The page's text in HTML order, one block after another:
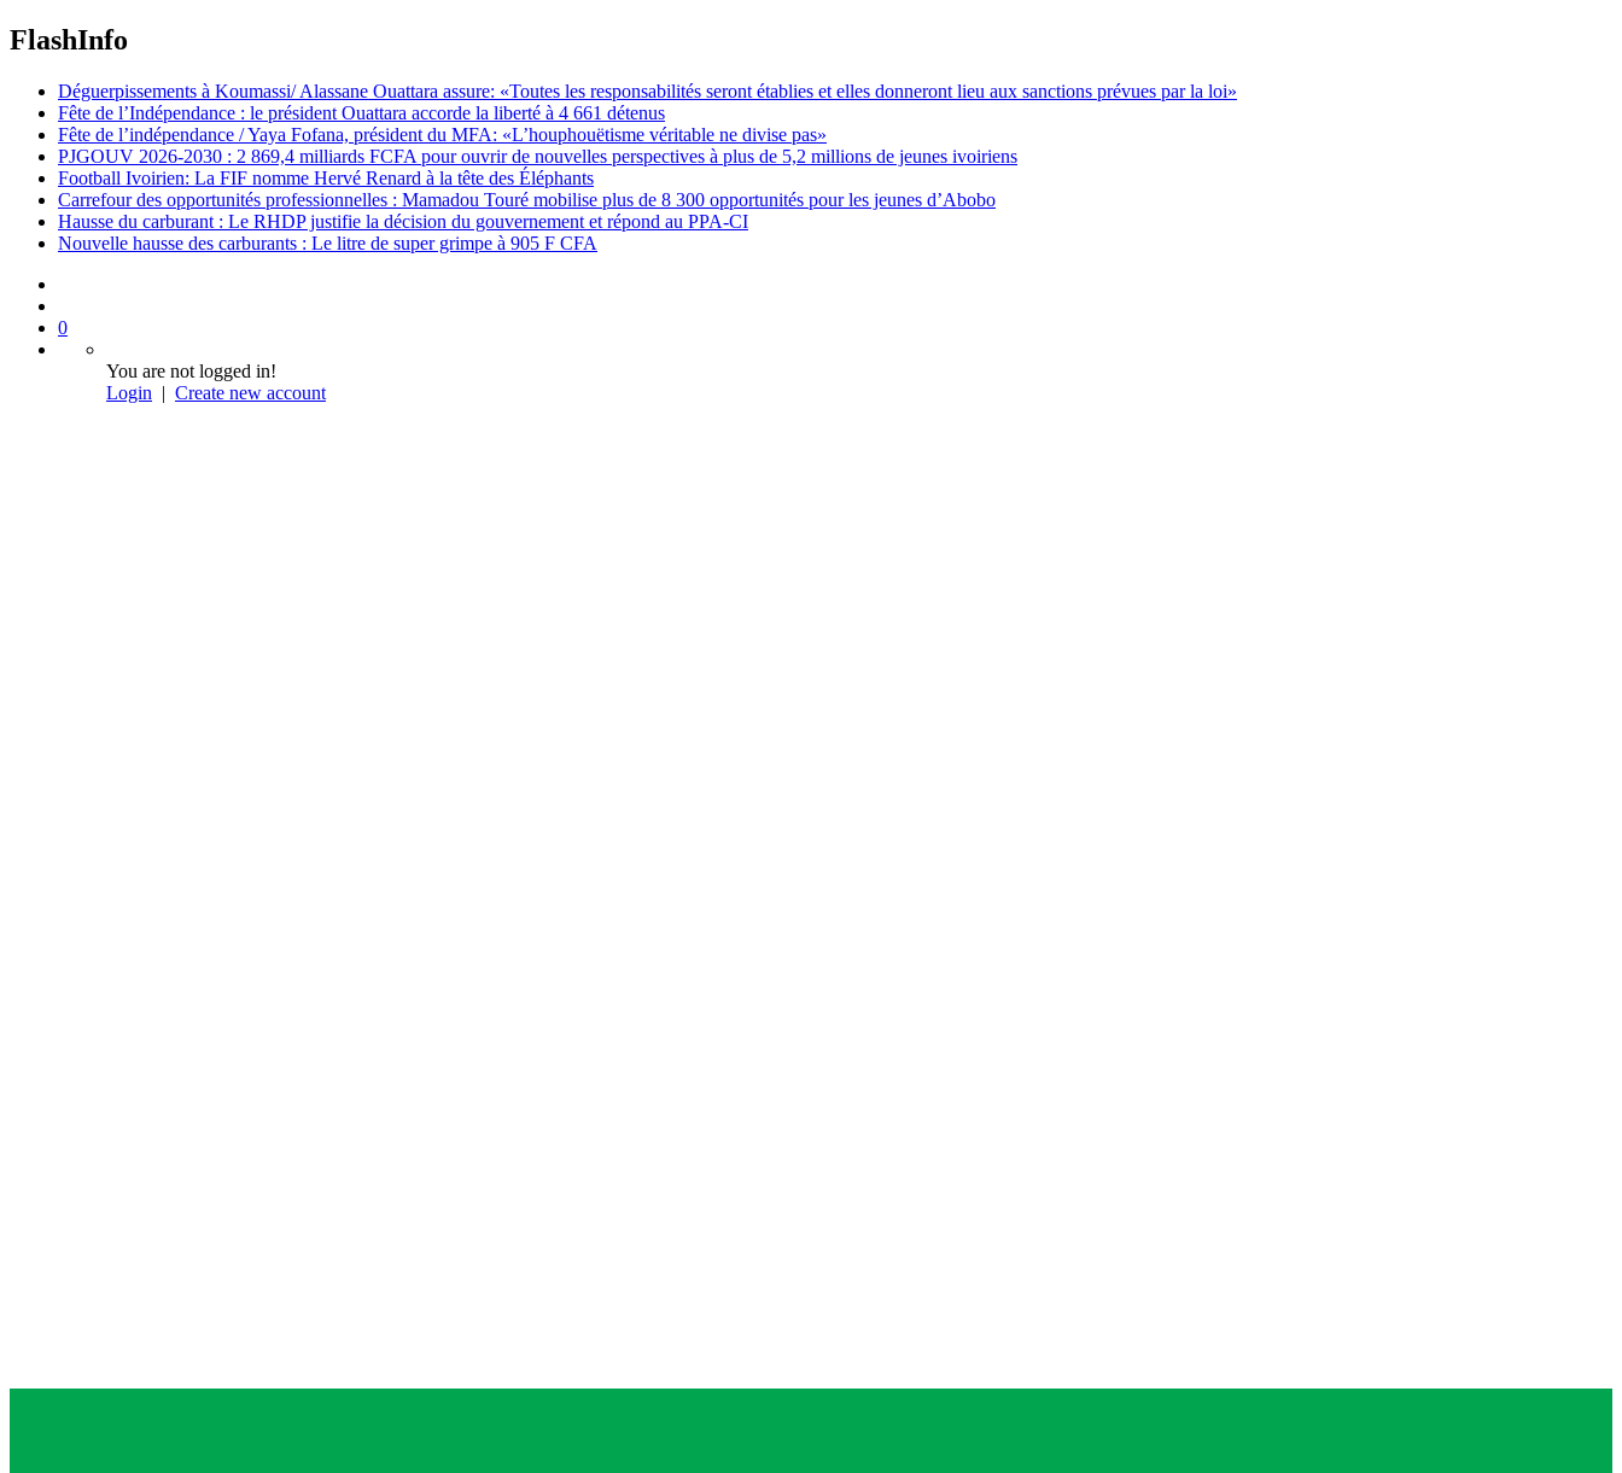
FlashInfo
Déguerpissements à Koumassi/ Alassane Ouattara assure: «Toutes les responsabilités seront établies et elles donneront lieu aux sanctions prévues par la loi»
Fête de l’Indépendance : le président Ouattara accorde la liberté à 4 661 détenus
Fête de l’indépendance / Yaya Fofana, président du MFA: «L’houphouëtisme véritable ne divise pas»
PJGOUV 2026-2030 : 2 869,4 milliards FCFA pour ouvrir de nouvelles perspectives à plus de 5,2 millions de jeunes ivoiriens
Football Ivoirien: La FIF nomme Hervé Renard à la tête des Éléphants
Carrefour des opportunités professionnelles : Mamadou Touré mobilise plus de 8 300 opportunités pour les jeunes d’Abobo
Hausse du carburant : Le RHDP justifie la décision du gouvernement et répond au PPA-CI
Nouvelle hausse des carburants : Le litre de super grimpe à 905 F CFA
0
You are not logged in!
Login | Create new account